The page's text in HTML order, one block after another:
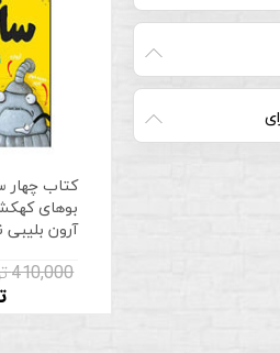
کتاب چهار
آرون بلیبی
410,000 تومان